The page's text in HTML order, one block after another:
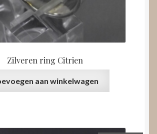
Zilveren ring Citrien
aan winkelwagen